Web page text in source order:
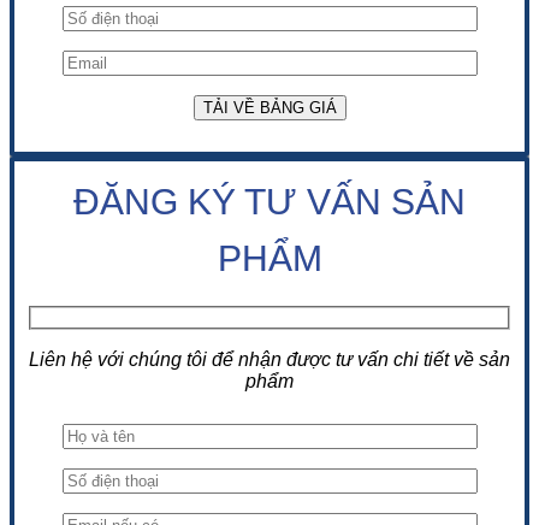
ĐĂNG KÝ TƯ VẤN SẢN
PHẨM
Liên hệ với chúng tôi để nhận được tư vấn chi tiết về sản
phẩm